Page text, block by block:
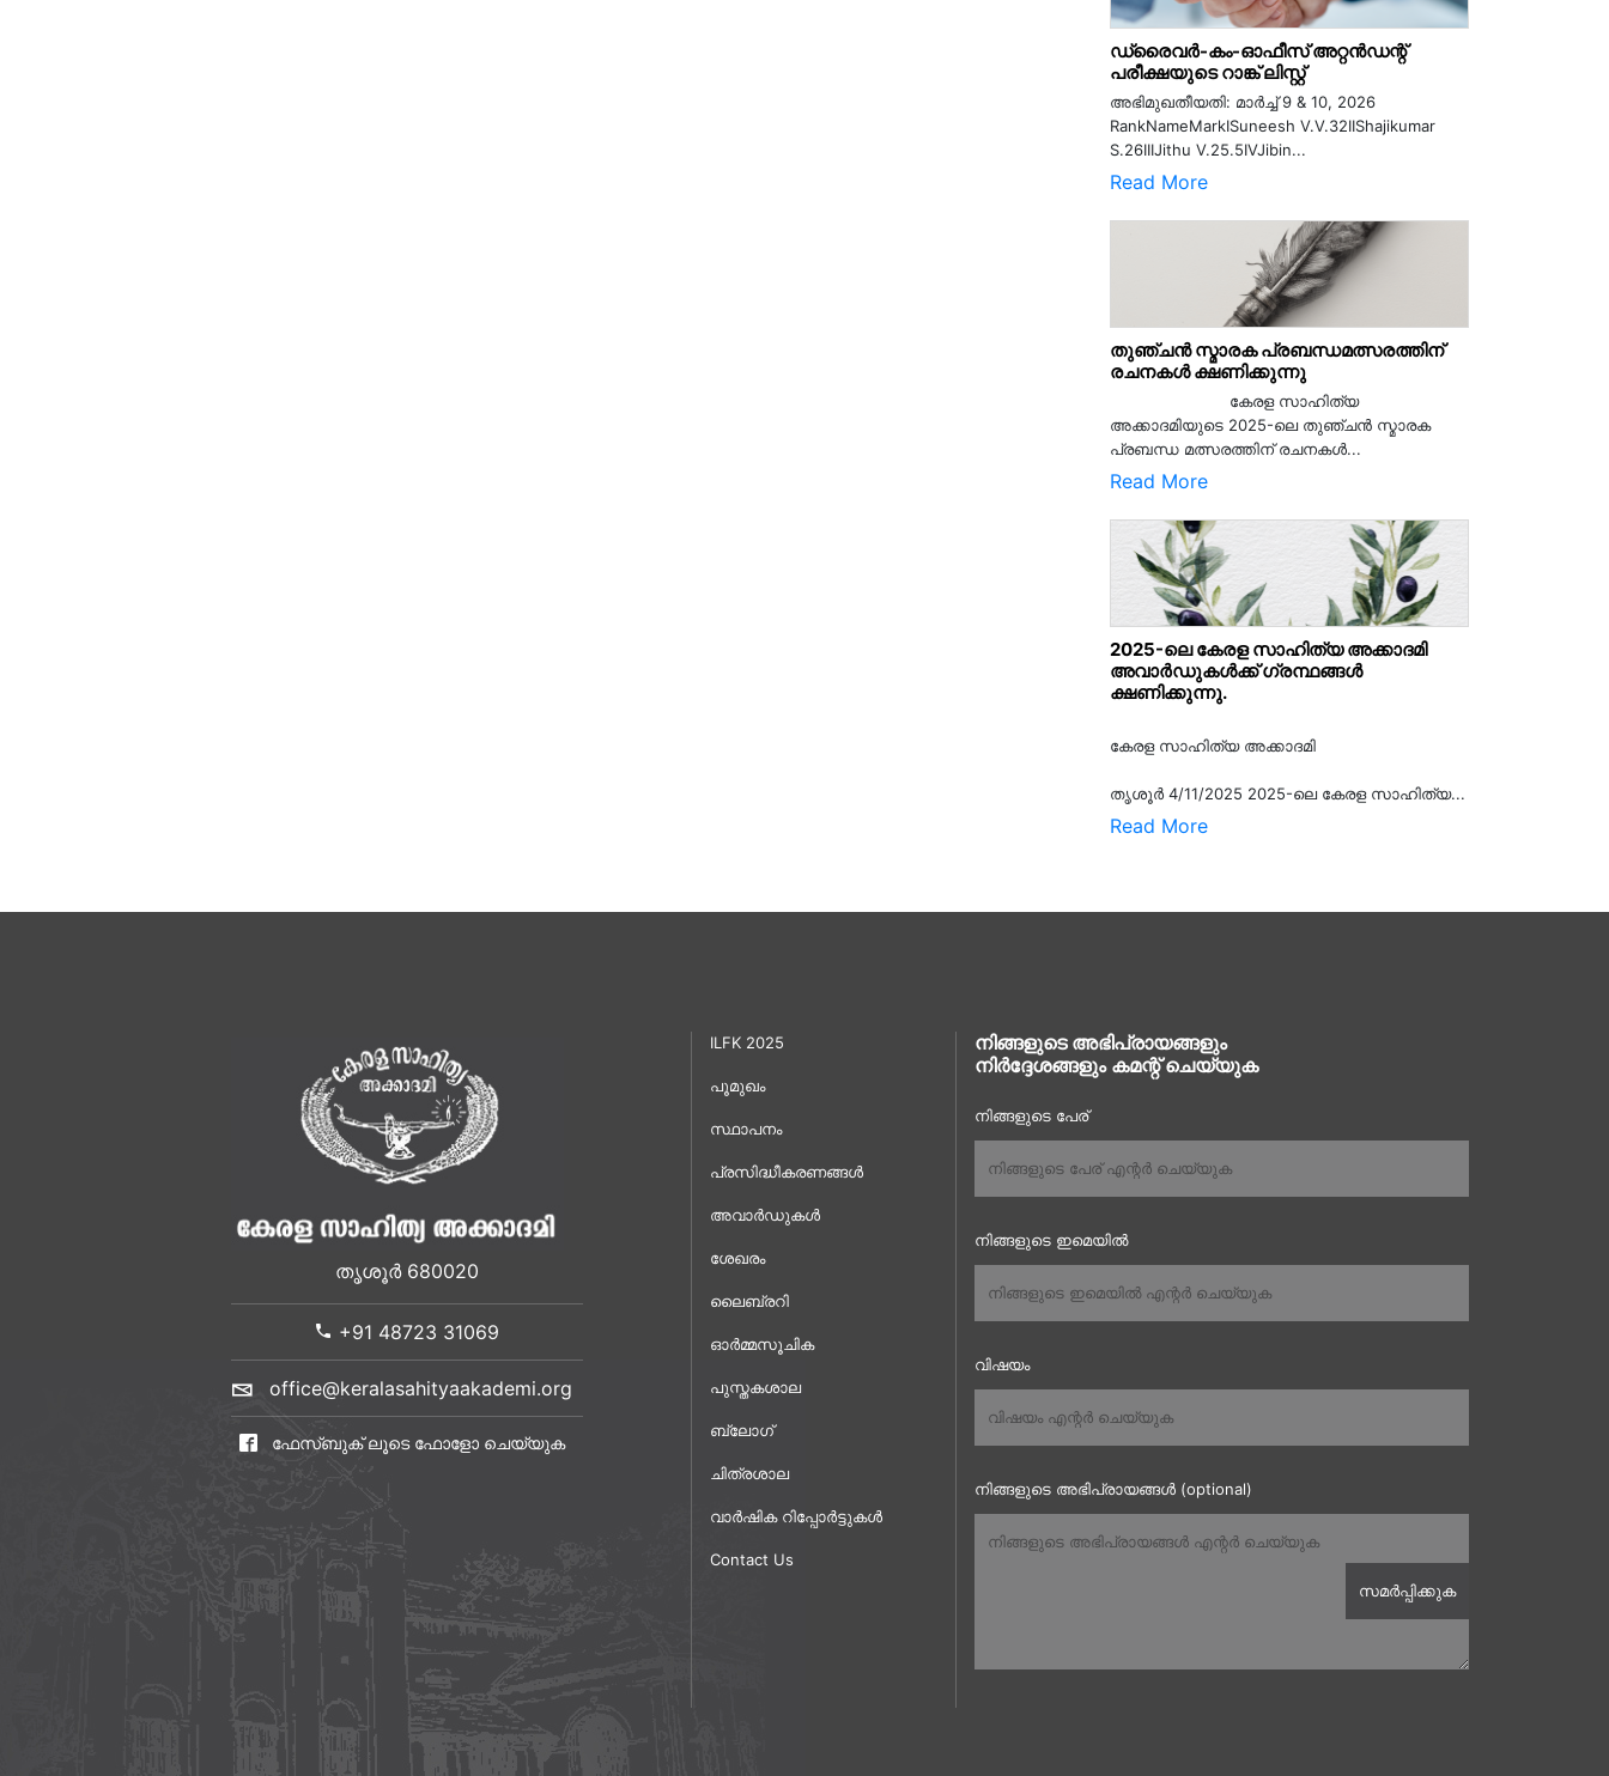
ഡ്രൈവർ-കം-ഓഫീസ് അറ്റൻഡന്റ്
പരീക്ഷയുടെ റാങ്ക് ലിസ്റ്റ്
അഭിമുഖതീയതി: മാർച്ച് 9 & 10, 2026
RankNameMarkISuneesh V.V.32IIShajikumar
S.26IIIJithu V.25.5IVJibin...
Read More
തുഞ്ചൻ സ്മാരക പ്രബന്ധമത്സരത്തിന്
രചനകൾ ക്ഷണിക്കുന്നു
കേരള സാഹിത്യ
അക്കാദമിയുടെ 2025-ലെ തുഞ്ചൻ സ്മാരക
പ്രബന്ധ മത്സരത്തിന് രചനകൾ...
Read More
2025-ലെ കേരള സാഹിത്യ അക്കാദമി
അവാർഡുകൾക്ക് ഗ്രന്ഥങ്ങൾ
ക്ഷണിക്കുന്നു.
കേരള സാഹിത്യ അക്കാദമി
തൃശൂര്‍ 4/11/2025 2025-ലെ കേരള സാഹിത്യ...
Read More
തൃശൂർ 680020
+91 48723 31069
office@keralasahityaakademi.org
ഫേസ്ബുക് ലൂടെ ഫോളോ ചെയ്യുക
ILFK 2025
പൂമുഖം
സ്ഥാപനം
പ്രസിദ്ധീകരണങ്ങൾ
അവാർഡുകൾ
ശേഖരം
ലൈബ്രറി
ഓർമ്മസൂചിക
പുസ്തകശാല
ബ്ലോഗ്
ചിത്രശാല
വാർഷിക റിപ്പോർട്ടുകൾ
Contact Us
നിങ്ങളുടെ അഭിപ്രായങ്ങളും
നിർദ്ദേശങ്ങളും കമന്റ് ചെയ്യുക
നിങ്ങളുടെ പേര്
നിങ്ങളുടെ ഇമെയിൽ
വിഷയം
നിങ്ങളുടെ അഭിപ്രായങ്ങൾ (optional)